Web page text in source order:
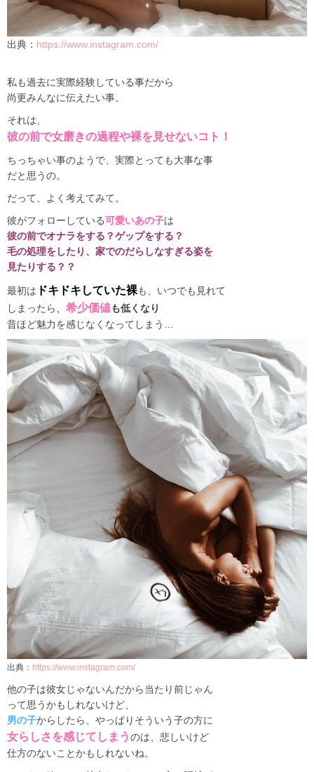
出典： https://www.instagram.com/
私も過去に実際経験している事だから
尚更みんなに伝えたい事。
それは、
彼の前で女磨きの過程や裸を見せないコト！
ちっちゃい事のようで、実際とっても大事な事
だと思うの。
だって、よく考えてみて。
彼がフォローしている可愛いあの子は
彼の前でオナラをする？ゲップをする？
毛の処理をしたり、家でのだらしなすぎる姿を
見たりする？？
最初は ドキドキしていた裸も、いつでも見れて
しまったら
希少価値も低くなり
昔ほど魅力を感じなくなってしまう…
出典： https://www.instagram.com/
他の子は彼女じゃないんだから当たり前じゃん
って思うかもしれないけど、
男の子からしたら、やっぱりそういう子の方に
女らしさを感じてしまうのは、悲しいけど
仕方のないことかもしれないね。